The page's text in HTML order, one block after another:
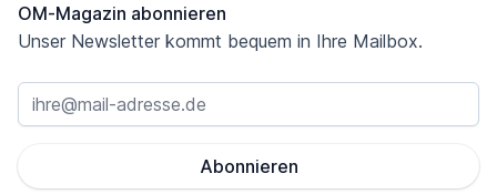
OM-Magazin abonnieren
Unser Newsletter kommt bequem in Ihre Mailbox.
Abonnieren